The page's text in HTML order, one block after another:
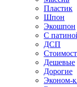
Пластик
Шпон
Экошпон
С
ДСП
Дешевые
Дорогие
Эконом-